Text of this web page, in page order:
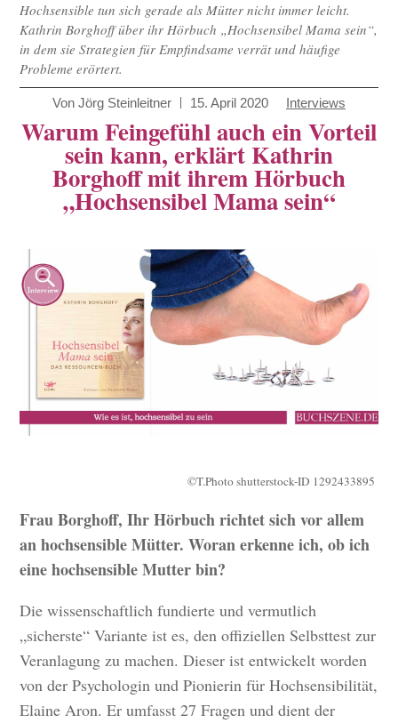
Hochsensible tun sich gerade als Mütter nicht immer leicht.
Kathrin Borghoff über ihr Hörbuch „Hochsensibel Mama sein“,
in dem sie Strategien für Empfindsame verrät und häufige
Probleme erörtert.
Von Jörg Steinleitner 15. April 2020 Interviews
Warum Feingefühl auch ein Vorteil
sein kann, erklärt Kathrin
Borghoff mit ihrem Hörbuch
„Hochsensibel Mama sein“
©T.Photo shutterstock-ID 1292433895
Frau Borghoff, Ihr Hörbuch richtet sich vor allem
an hochsensible Mütter. Woran erkenne ich, ob ich
eine hochsensible Mutter bin?
Die wissenschaftlich fundierte und vermutlich
„sicherste“ Variante ist es, den offiziellen Selbsttest zur
Veranlagung zu machen. Dieser ist entwickelt worden
von der Psychologin und Pionierin für Hochsensibilität,
Elaine Aron. Er umfasst 27 Fragen und dient der